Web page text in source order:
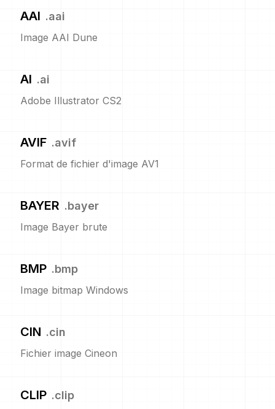
AAI .aai
Image AAI Dune
AI .ai
Adobe Illustrator CS2
AVIF .avif
Format de fichier d'image AV1
BAYER .bayer
Image Bayer brute
BMP .bmp
Image bitmap Windows
CIN .cin
Fichier image Cineon
CLIP .clip